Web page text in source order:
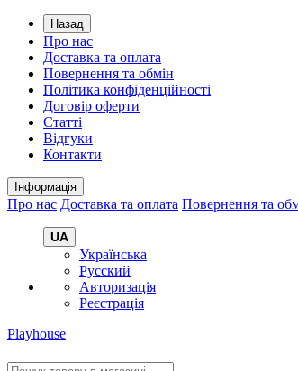
Назад
Про нас
Доставка та оплата
Повернення та обмін
Політика конфіденційності
Договір оферти
Статті
Відгуки
Контакти
Інформація
Про нас Доставка та оплата Повернення та
UA
Українська
Русский
Авторизація
Реєстрація
Playhouse